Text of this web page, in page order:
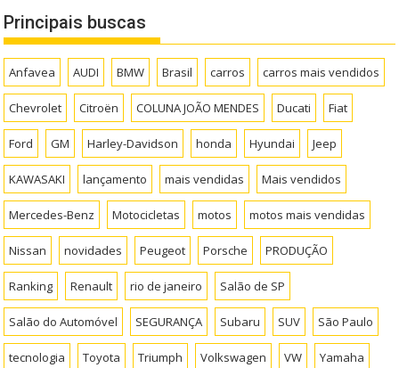
Principais buscas
Anfavea AUDI BMW Brasil carros carros mais vendidos
Chevrolet Citroën COLUNA JOÃO MENDES Ducati Fiat
Ford GM Harley-Davidson honda Hyundai Jeep
KAWASAKI lançamento mais vendidas Mais vendidos
Mercedes-Benz Motocicletas motos motos mais vendidas
Nissan novidades Peugeot Porsche PRODUÇÃO
Ranking Renault rio de janeiro Salão de SP
Salão do Automóvel SEGURANÇA Subaru SUV São Paulo
tecnologia Toyota Triumph Volkswagen VW Yamaha